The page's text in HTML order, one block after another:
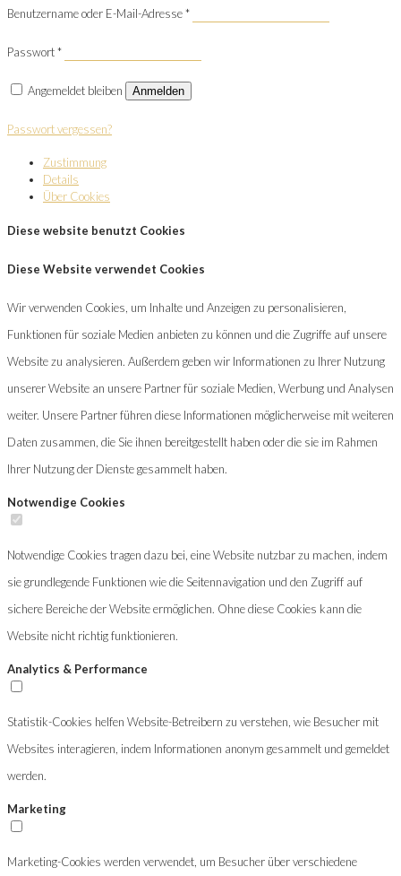
Benutzername oder E-Mail-Adresse*
Passwort*
Angemeldet bleiben Anmelden
Passwort vergessen?
Zustimmung
Details
Über Cookies
Diese website benutzt Cookies
Diese Website verwendet Cookies
Wir verwenden Cookies, um Inhalte und Anzeigen zu personalisieren,
Funktionen für soziale Medien anbieten zu können und die Zugriffe auf unsere
Website zu analysieren. Außerdem geben wir Informationen zu Ihrer Nutzung
unserer Website an unsere Partner für soziale Medien, Werbung und Analysen
weiter. Unsere Partner führen diese Informationen möglicherweise mit weiteren
Daten zusammen, die Sie ihnen bereitgestellt haben oder die sie im Rahmen
Ihrer Nutzung der Dienste gesammelt haben.
Notwendige Cookies
Notwendige Cookies tragen dazu bei, eine Website nutzbar zu machen, indem
sie grundlegende Funktionen wie die Seitennavigation und den Zugriff auf
sichere Bereiche der Website ermöglichen. Ohne diese Cookies kann die
Website nicht richtig funktionieren.
Analytics & Performance
Statistik-Cookies helfen Website-Betreibern zu verstehen, wie Besucher mit
Websites interagieren, indem Informationen anonym gesammelt und gemeldet
werden.
Marketing
Marketing-Cookies werden verwendet, um Besucher über verschiedene